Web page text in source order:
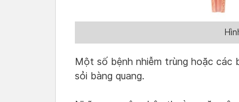
Một số bệnh nhiễm trùng hoặc các
sỏi bàng quang.